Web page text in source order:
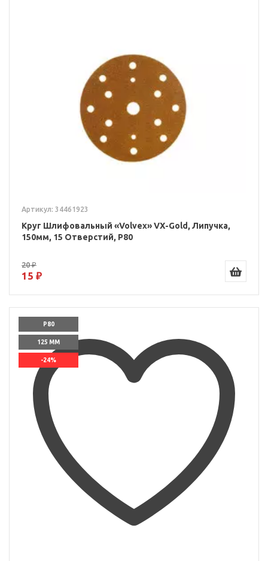
Артикул: 34461923
Круг Шлифовальный «Volvex» VX-Gold, Липучка,
150мм, 15 Отверстий, P80
20 ₽
15 ₽
P80
125 ММ
-24%